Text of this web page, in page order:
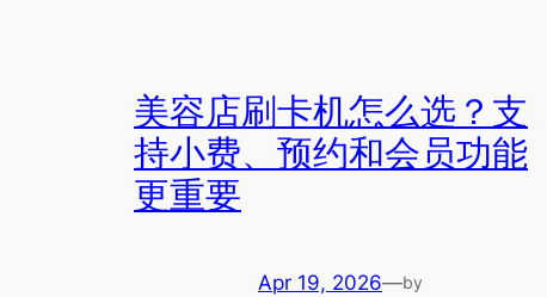
美容店刷卡机怎么选？支
持小费、预约和会员功能
更重要
Apr 19, 2026—by